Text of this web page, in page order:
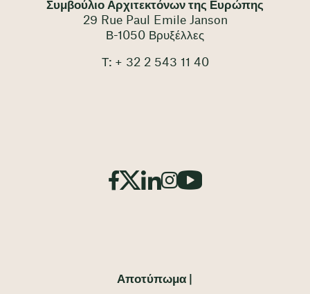
Συμβούλιο Αρχιτεκτόνων της Ευρώπης
29 Rue Paul Emile Janson
Β-1050 Βρυξέλλες
Τ: + 32 2 543 11 40
Αποτύπωμα